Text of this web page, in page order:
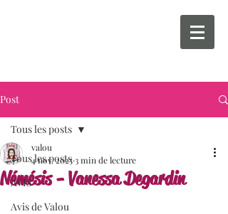
Post
Tous les posts
AVIS
Avis de Valou
Tous les posts
Némésis - Vanessa Degardin
valou
4 nov. 20253 min de lecture